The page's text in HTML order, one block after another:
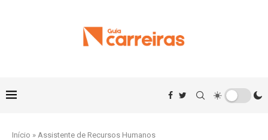
Início » Assistente de Recursos Humanos